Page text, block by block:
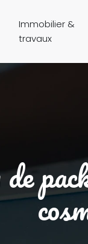
Immobilier &
travaux